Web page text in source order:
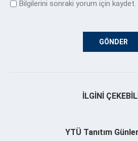
Bilgilerini sonraki yorum için kaydet.
İLGINI
YTÜ Tanıtım